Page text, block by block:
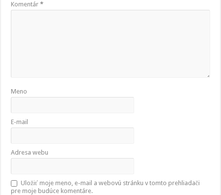
Komentár*
Meno
E-mail
Adresa webu
Uložiť moje meno, e-mail a webovú stránku v tomto prehliadači
pre moje budúce komentáre.